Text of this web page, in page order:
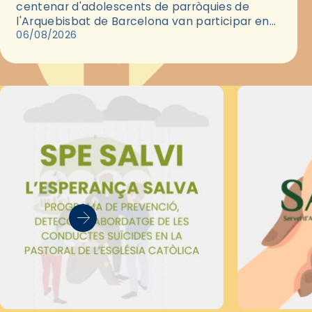
centenar d'adolescents de parròquies de
l'Arquebisbat de Barcelona van participar en
les convivències Be Apostle, organitzades pel
06/08/2026